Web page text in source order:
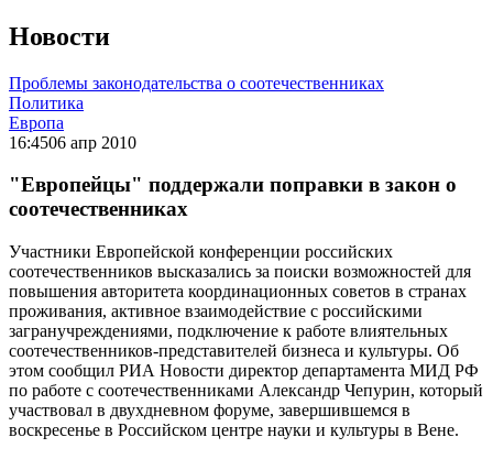
Новости
Проблемы законодательства о соотечественниках
Политика
Европа
16:4506 апр 2010
"Европейцы" поддержали поправки в закон о
соотечественниках
Участники Европейской конференции российских
соотечественников высказались за поиски возможностей для
повышения авторитета координационных советов в странах
проживания, активное взаимодействие с российскими
загранучреждениями, подключение к работе влиятельных
соотечественников-представителей бизнеса и культуры. Об
этом сообщил РИА Новости директор департамента МИД РФ
по работе с соотечественниками Александр Чепурин, который
участвовал в двухдневном форуме, завершившемся в
воскресенье в Российском центре науки и культуры в Вене.